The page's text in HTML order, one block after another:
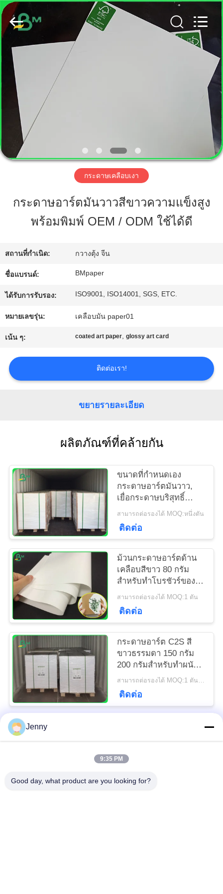
บ้าน
สินค้า
เกี่ยว
กับ
ควบคุม
คุณภาพ
ติดต่อ
เรา
แผนผัง
เว็บไซต์
PRIVACY
POLICY
2019
2026
GUANGZHOU
BMPAPER
CO.,
LTD..
Rights
Reserved.
กระดาษเคลือบเงา
กระดาษอาร์ตมันวาวสีขาวความแข็งสูง
พร้อมพิมพ์ OEM / ODM ใช้ได้ดี
สถานที่กำเนิด: กวางตุ้ง จีน
ชื่อแบรนด์: BMpaper
ได้รับการรับรอง: ISO9001, ISO14001, SGS, ETC.
หมายเลขรุ่น: เคลือบมัน paper01
เน้น ๆ: coated art paper,glossy art card
ติดต่อเรา!
ขยายรายละเอียด
ผลิตภัณฑ์ที่คล้ายกัน
ขนาดที่กำหนดเอง
กระดาษอาร์ตมันวาว,
เยื่อกระดาษบริสุทธิ์
สำหรับทำบัตร
สามารถต่อรองได้ MOQ:หนึ่งตัน
ติดต่อ
ม้วนกระดาษอาร์ตด้าน
เคลือบสีขาว 80 กรัม
สำหรับทำโบรชัวร์ของ
สามารถต่อรองได้ MOQ:1 ตัน
ติดต่อ
กระดาษอาร์ต C2S สี
ขาวธรรมดา 150 กรัม
200 กรัมสำหรับทำผนัง
สามารถต่อรองได้ MOQ:1 ตันสำหรับขนาดมาตรฐานและ 5 ตันสำหรับขนาดพิเศษ
ติดต่อ
หมวดหมู่ยอดนิยม
ขาว
น้ำตาล
Jenny
9:35 PM
Good day, what product are you looking for?